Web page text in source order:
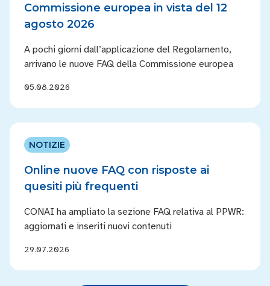
Commissione europea in vista del 12
agosto 2026
A pochi giorni dall’applicazione del Regolamento,
arrivano le nuove FAQ della Commissione europea
05.08.2026
NOTIZIE
Online nuove FAQ con risposte ai
quesiti più frequenti
CONAI ha ampliato la sezione FAQ relativa al PPWR:
aggiornati e inseriti nuovi contenuti
29.07.2026